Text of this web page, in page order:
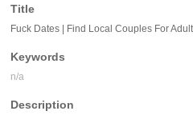
Title
Fuck Dates | Find Local Couples For
Keywords
n/a
Description